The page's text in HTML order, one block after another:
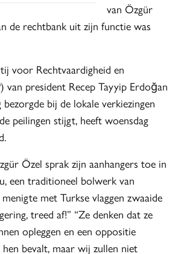
van Özgür
de rechtbank uit zijn functie was
voor Rechtvaardigheid en
van president Recep Tayyip Erdoğan
bij de lokale verkiezingen
peilingen stijgt, heeft woensdag
Özel sprak zijn aanhangers toe in
een traditioneel bolwerk van
met Turkse vlaggen zwaaide
treed af!” “Ze denken dat ze
opleggen en een oppositie
bevalt, maar wij zullen niet